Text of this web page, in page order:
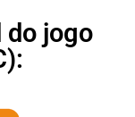
do jogo